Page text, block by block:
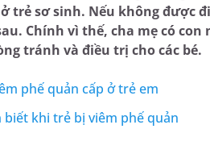
trẻ sơ sinh. Nếu không được
Chính vì thế, cha mẹ có
tránh và điều trị cho các bé.
phế quản cấp ở trẻ em
khi trẻ bị viêm phế quản